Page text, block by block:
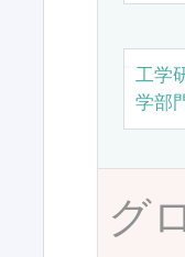
工学
学部
グ